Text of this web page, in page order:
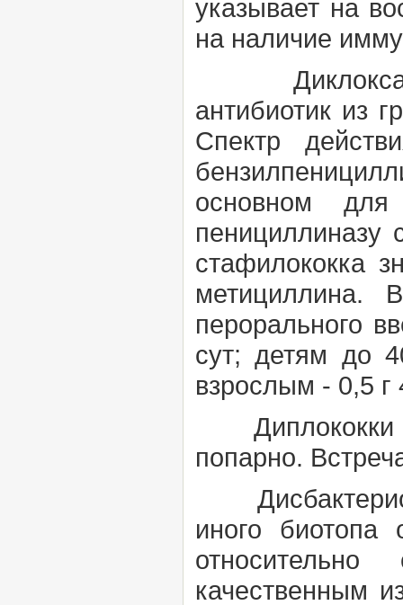
указывает на
на наличие
антибиотик из
Спектр
основном
пенициллиназу
стафилококка
метициллина.
перорального
сут; детям до
взрослым - 0,5 г
Диплококки
попарно.
иного биотопа
качественным